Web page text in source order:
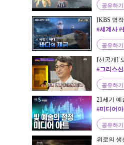
공유하기
[KBS 명
ㅛㄱㅁㅏ
#세계사 #
공유하기
[선공개]
오가는 사
#그리스
공유하기
21세기 예
이언스
#미디어
공유하기
위로의 생